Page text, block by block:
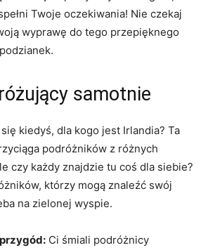
Twoje ‌oczekiwania! Nie‌ czekaj
wyprawę⁤ do tego przepięknego
samotnie
się kiedyś, dla​ kogo jest‌ Irlandia? Ta
podróżników z różnych
czy ‍każdy​ znajdzie tu coś dla siebie?
którzy mogą znaleźć swój
na zielonej wyspie.
Ci śmiali podróżnicy